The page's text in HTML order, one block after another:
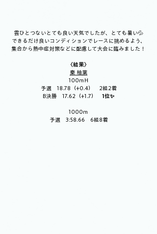
雲ひとつないとても良い天気でしたが、とても暑い💦
できるだけ良いコンディションでレースに挑めるよう、
集合から熱中症対策などに配慮して大会に臨みました！
〈結果〉
秦 柚葉
100ｍH
予選　18.78（+0.4）　2組2着
B決勝　17.62（+1.7） 1位✨
1000ｍ
予選　3:58.66　6組8着